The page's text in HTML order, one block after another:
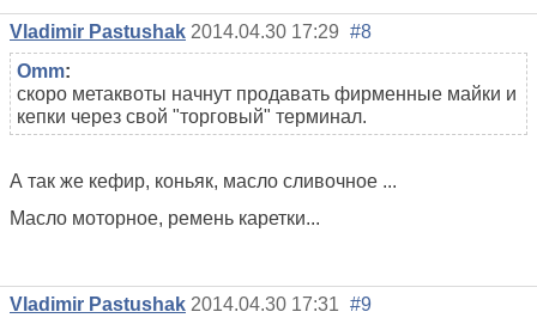
Vladimir Pastushak 2014.04.30 17:29 #8
Omm:
скоро метаквоты начнут продавать фирменные майки и
кепки через свой "торговый" терминал.
А так же кефир, коньяк, масло сливочное ...
Масло моторное, ремень каретки...
Vladimir Pastushak 2014.04.30 17:31 #9